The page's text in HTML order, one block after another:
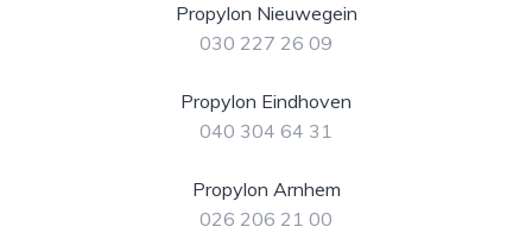
Propylon Nieuwegein
030 227 26 09
Propylon Eindhoven
040 304 64 31
Propylon Arnhem
026 206 21 00